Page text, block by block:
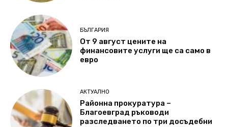
БЪЛГАРИЯ
От 9 август цените на
финансовите услуги ще са само в
евро
АКТУАЛНО
Районна прокуратура –
Благоевград ръководи
разследването по три досъдебни